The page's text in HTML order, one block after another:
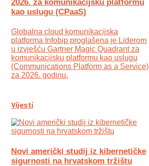
2026. za komunikacijsku platformu
kao uslugu (CPaaS)
Globalna cloud komunikacijska
platforma Infobip proglašena je Liderom
u izvješću Gartner Magic Quadrant za
komunikacijsku platformu kao uslugu
(Communications Platform as a Service)
za 2026. godinu.
Vijesti
Novi američki studij iz kibernetičke
sigurnosti na hrvatskom tržištu